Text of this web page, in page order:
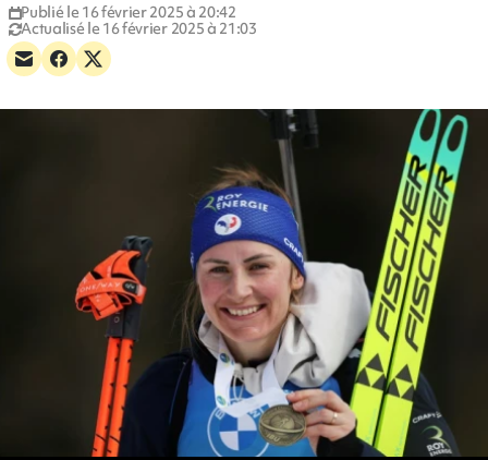
Publié le 16 février 2025 à 20:42
Actualisé le 16 février 2025 à 21:03